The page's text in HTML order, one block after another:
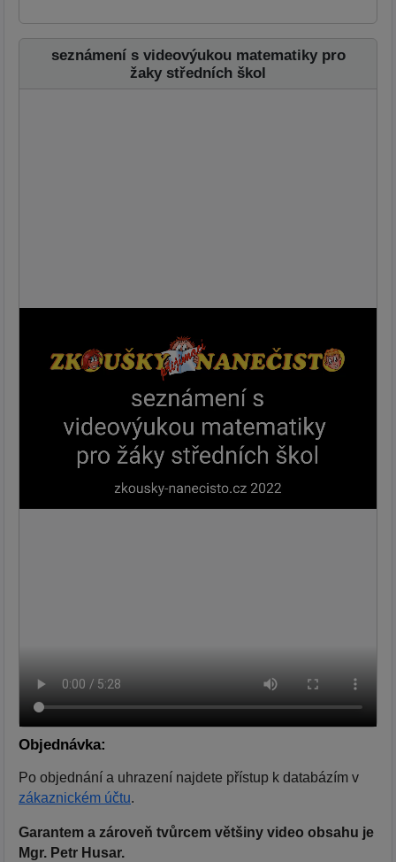
seznámení s videovýukou matematiky pro
žaky středních škol
Objednávka:
Po objednání a uhrazení najdete přístup k databázím v
zákaznickém účtu.
Garantem a zároveň tvůrcem většiny video obsahu je
Mgr. Petr Husar.